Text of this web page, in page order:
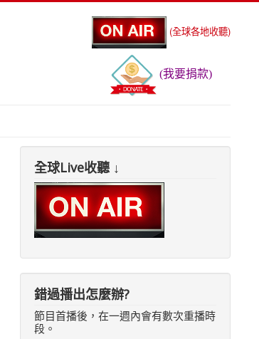
(全球各地收聽)
(我要捐款)
全球Live收聽 ↓
錯過播出怎麼辦?
節目首播後，在一週內會有數次重播時
段。